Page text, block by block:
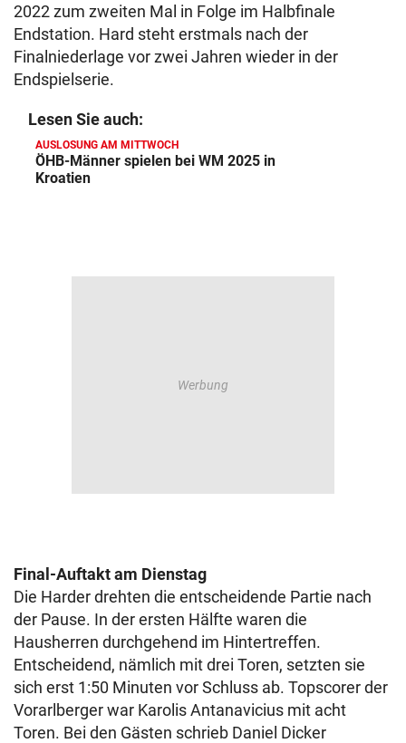
2022 zum zweiten Mal in Folge im Halbfinale
Endstation. Hard steht erstmals nach der
Finalniederlage vor zwei Jahren wieder in der
Endspielserie.
Lesen Sie auch:
AUSLOSUNG AM MITTWOCH
ÖHB-Männer spielen bei WM 2025 in
Kroatien
Final-Auftakt am Dienstag
Die Harder drehten die entscheidende Partie nach
der Pause. In der ersten Hälfte waren die
Hausherren durchgehend im Hintertreffen.
Entscheidend, nämlich mit drei Toren, setzten sie
sich erst 1:50 Minuten vor Schluss ab. Topscorer der
Vorarlberger war Karolis Antanavicius mit acht
Toren. Bei den Gästen schrieb Daniel Dicker